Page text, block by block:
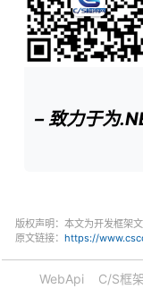
– 致力于为
版权声明：本文为开发框架
原文链接： https://
WebApi C/S框